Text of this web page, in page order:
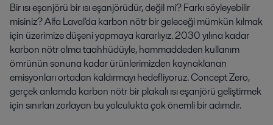
Bir ısı eşanjörü bir ısı eşanjörüdür, değil mi? Farkı söyleyebilir
misiniz? Alfa Laval'da karbon nötr bir geleceği mümkün kılmak
için üzerimize düşeni yapmaya kararlıyız. 2030 yılına kadar
karbon nötr olma taahhüdüyle, hammaddeden kullanım
ömrünün sonuna kadar ürünlerimizden kaynaklanan
emisyonları ortadan kaldırmayı hedefliyoruz. Concept Zero,
gerçek anlamda karbon nötr bir plakalı ısı eşanjörü geliştirmek
için sınırları zorlayan bu yolculukta çok önemli bir adımdır.